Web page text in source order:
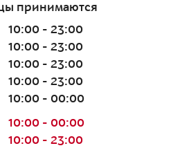
принимаются
10:00 - 23:00
10:00 - 23:00
10:00 - 23:00
10:00 - 23:00
10:00 - 00:00
10:00 - 00:00
10:00 - 23:00